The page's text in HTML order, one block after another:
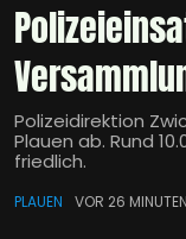
Polizeidirektion
Plauen ab. Rund
friedlich.
PLAUEN VOR 26 MINUTEN